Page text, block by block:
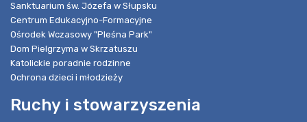
Sanktuarium św. Józefa w Słupsku
Centrum Edukacyjno-Formacyjne
Ośrodek Wczasowy "Pleśna Park"
Dom Pielgrzyma w Skrzatuszu
Katolickie poradnie rodzinne
Ochrona dzieci i młodzieży
Ruchy i stowarzyszenia